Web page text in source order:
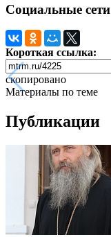
Социальные сети
Короткая ссылка:
скопировано
Материалы по теме
Публикации